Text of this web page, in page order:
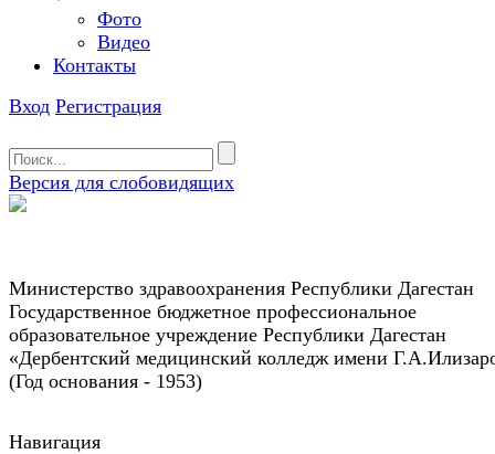
Фото
Видео
Контакты
Вход Регистрация
Версия для слобовидящих
Министерство здравоохранения Республики Дагестан
Государственное бюджетное профессиональное
образовательное учреждение Республики Дагестан
«Дербентский медицинский колледж имени
(Год основания - 1953)
Навигация